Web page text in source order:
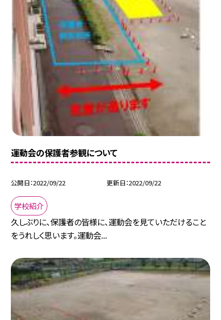
運動会の保護者参観について
公開日 2022/09/22 更新日 2022/09/22
学校紹介
久しぶりに、保護者の皆様に、運動会を見ていただけること
をうれしく思います。運動会...